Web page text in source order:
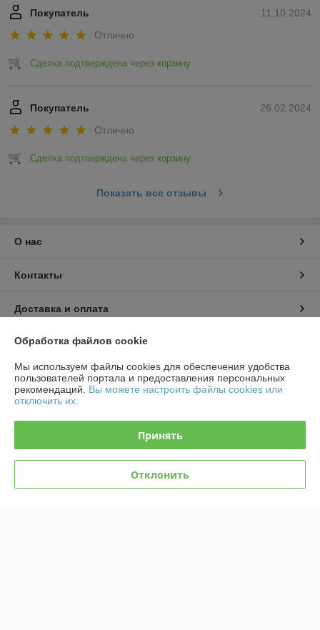
11.10.2024
Покупатель
Отлично
Сделка подтверждена через корзину
26.02.2024
Покупатель
Отлично
Сделка подтверждена через корзину
Показать все отзывы
О нас
Контакты
Доставка и оплата
График работы
Полная версия сайта
Сайт создан на платформе Deal.by
Обработка файлов cookie
Мы используем файлы cookies для обеспечения удобства
пользователей портала и предоставления персональных
рекомендаций. Вы можете настроить файлы cookies или
отключить их.
Принять
Отклонить